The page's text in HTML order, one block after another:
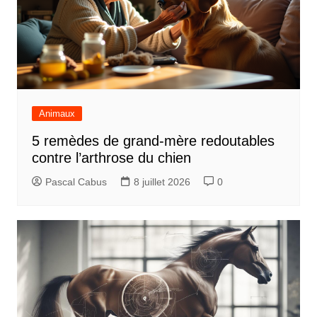
Animaux
5 remèdes de grand-mère redoutables
contre l’arthrose du chien
Pascal Cabus 8 juillet 2026 0